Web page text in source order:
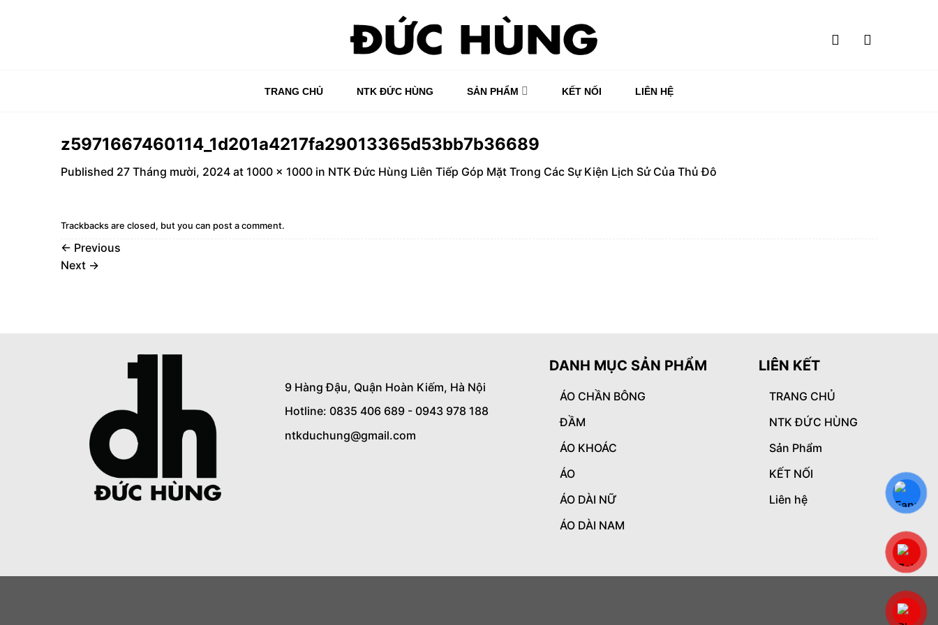
TRANG CHỦ NTK ĐỨC HÙNG SẢN PHẨM KẾT NỐI LIÊN HỆ
z5971667460114_1d201a4217fa29013365d53bb7b36689
Published 27 Tháng mười, 2024 at 1000 × 1000 in NTK Đức Hùng Liên Tiếp Góp Mặt Trong Các Sự Kiện Lịch Sử Của Thủ Đô
Trackbacks are closed, but you can post a comment.
← Previous
Next →
9 Hàng Đậu, Quận Hoàn Kiếm, Hà Nội
Hotline: 0835 406 689 - 0943 978 188
ntkduchung@gmail.com
DANH MỤC SẢN PHẨM
ÁO CHẦN BÔNG
ĐẦM
ÁO KHOÁC
ÁO
ÁO DÀI NỮ
ÁO DÀI NAM
LIÊN KẾT
TRANG CHỦ
NTK ĐỨC HÙNG
Sản Phẩm
KẾT NỐI
Liên hệ